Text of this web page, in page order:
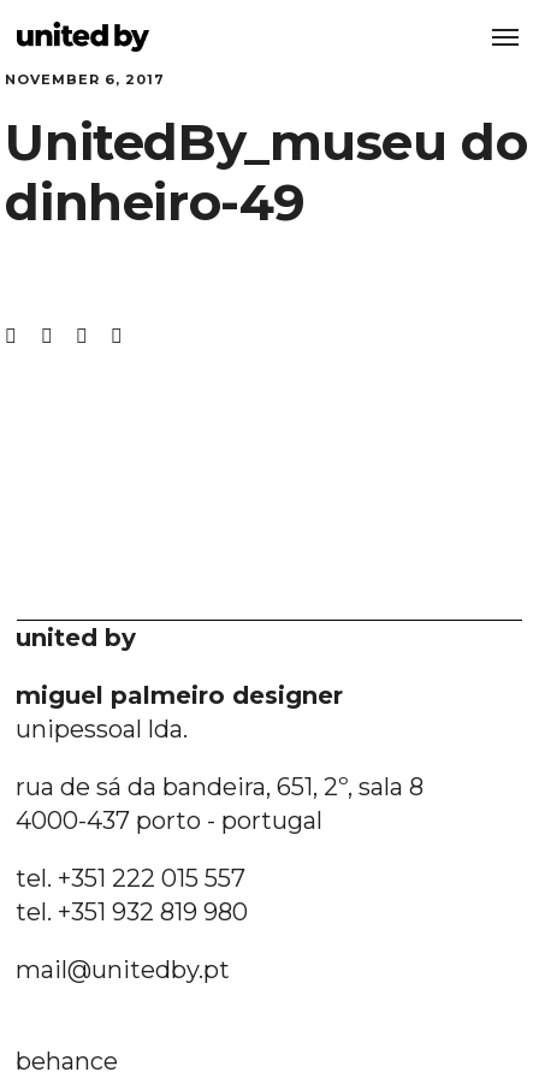
NOVEMBER 6, 2017
UnitedBy_museu do
dinheiro-49
united by
miguel palmeiro designer
unipessoal lda.
rua de sá da bandeira, 651, 2º, sala 8
4000-437 porto - portugal
tel. +351 222 015 557
tel. +351 932 819 980
mail@unitedby.pt
behance